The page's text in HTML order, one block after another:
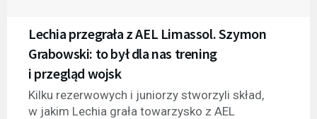
Lechia przegrała z AEL Limassol. Szymon
Grabowski: to był dla nas trening
i przegląd wojsk
Kilku rezerwowych i juniorzy stworzyli skład,
w jakim Lechia grała towarzysko z AEL